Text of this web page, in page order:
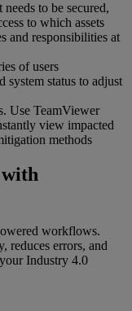
to be secured,
to which assets
and responsibilities at
of users
status to adjust
Use TeamViewer
view impacted
methods
workflows.
reduces errors, and
Industry 4.0